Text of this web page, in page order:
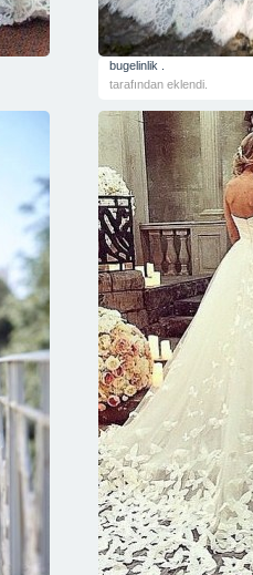
bugelinlik .
tarafından eklendi.